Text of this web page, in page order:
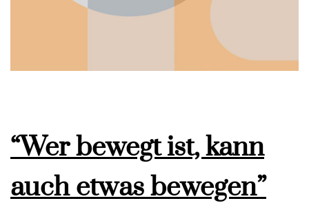
“Wer bewegt ist, kann
auch etwas bewegen”